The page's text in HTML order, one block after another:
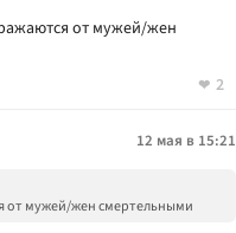
от мужей/жен
2
12 мая в 15:21
от мужей/жен смертельными